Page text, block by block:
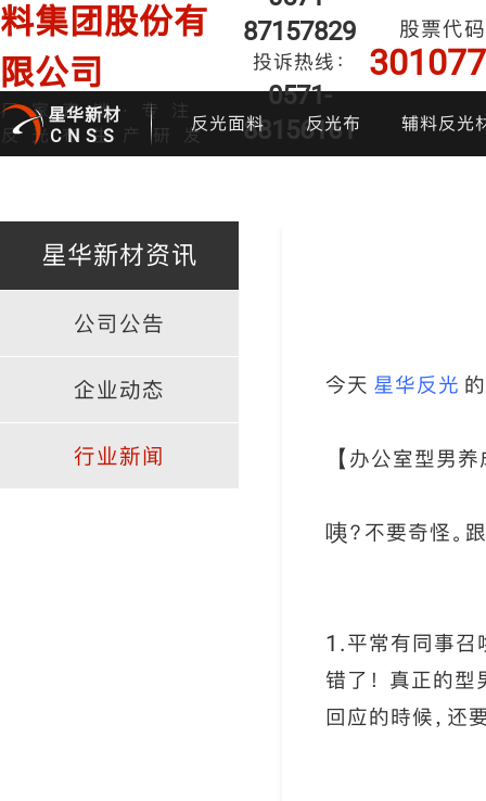
料集团股份有
限公司
厂家直销·专注
反光布生产研发
87157829
投诉热线：
0571-
88156161
股票代码
301077
星华新材
CNSS
反光面料
渐变反光面料
反光布 辅料反光
彩色反光布
星华新材资讯
公司公告
企业动态
行业新闻
今天 星华反光
【办公室型男
咦？不要奇怪。
1.平常有同事召
错了！ 真正的型
回应的時候，还